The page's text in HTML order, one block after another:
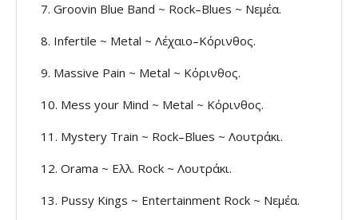
7. Groovin Blue Band ~ Rock–Blues ~ Νεμέα.
8. Infertile ~ Metal ~ Λέχαιο–Κόρινθος.
9. Massive Pain ~ Metal ~ Κόρινθος.
10. Mess your Mind ~ Metal ~ Κόρινθος.
11. Mystery Train ~ Rock–Blues ~ Λουτράκι.
12. Orama ~ Ελλ. Rock ~ Λουτράκι.
13. Pussy Kings ~ Entertainment Rock ~ Νεμέα.